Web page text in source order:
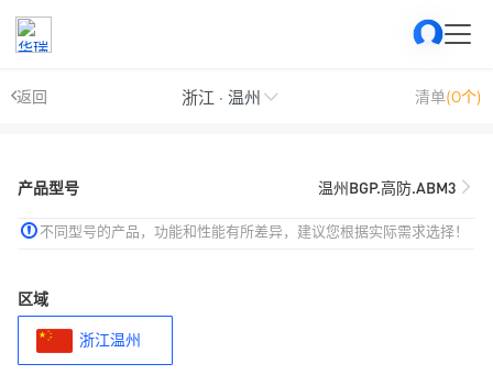
返回 浙江 · 温州 清单(0个)
产品型号 温州BGP.高防.ABM3
不同型号的产品，功能和性能有所差异，建议您根据实际需求选择！
区域
浙江温州